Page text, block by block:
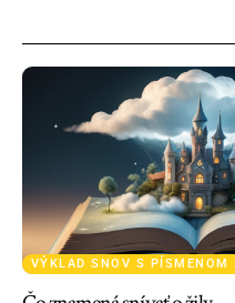
VÝKLAD SNOV S PÍSMENOM